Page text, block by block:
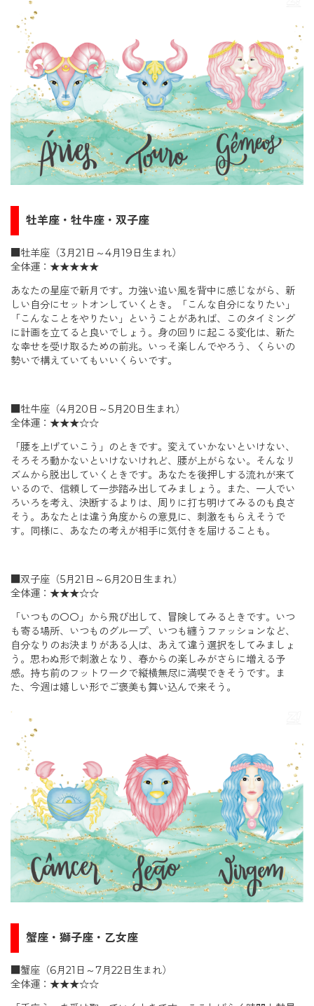
牡羊座・牡牛座・双子座
■牡羊座（3月21日～4月19日生まれ）
全体運：★★★★★
あなたの星座で新月です。力強い追い風を背中に感じながら、新
しい自分にセットオンしていくとき。「こんな自分になりたい」
「こんなことをやりたい」ということがあれば、このタイミング
に計画を立てると良いでしょう。身の回りに起こる変化は、新た
な幸せを受け取るための前兆。いっそ楽しんでやろう、くらいの
勢いで構えていてもいいくらいです。
■牡牛座（4月20日～5月20日生まれ）
全体運：★★★☆☆
「腰を上げていこう」のときです。変えていかないといけない、
そろそろ動かないといけないけれど、腰が上がらない。そんなリ
ズムから脱出していくときです。あなたを後押しする流れが来て
いるので、信頼して一歩踏み出してみましょう。また、一人でい
ろいろを考え、決断するよりは、周りに打ち明けてみるのも良さ
そう。あなたとは違う角度からの意見に、刺激をもらえそうで
す。同様に、あなたの考えが相手に気付きを届けることも。
■双子座（5月21日～6月20日生まれ）
全体運：★★★☆☆
「いつもの〇〇」から飛び出して、冒険してみるときです。いつ
も寄る場所、いつものグループ、いつも纏うファッションなど、
自分なりのお決まりがある人は、あえて違う選択をしてみましょ
う。思わぬ形で刺激となり、春からの楽しみがさらに増える予
感。持ち前のフットワークで縦横無尽に満喫できそうです。ま
た、今週は嬉しい形でご褒美も舞い込んで来そう。
蟹座・獅子座・乙女座
■蟹座（6月21日～7月22日生まれ）
全体運：★★★☆☆